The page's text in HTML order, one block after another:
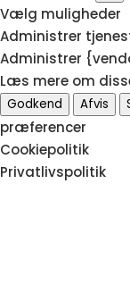
Vælg muligheder
Administrer
Administrer
Læs mere om
Godkend Afvis
præferencer
Cookiepolitik
Privatlivspolitik